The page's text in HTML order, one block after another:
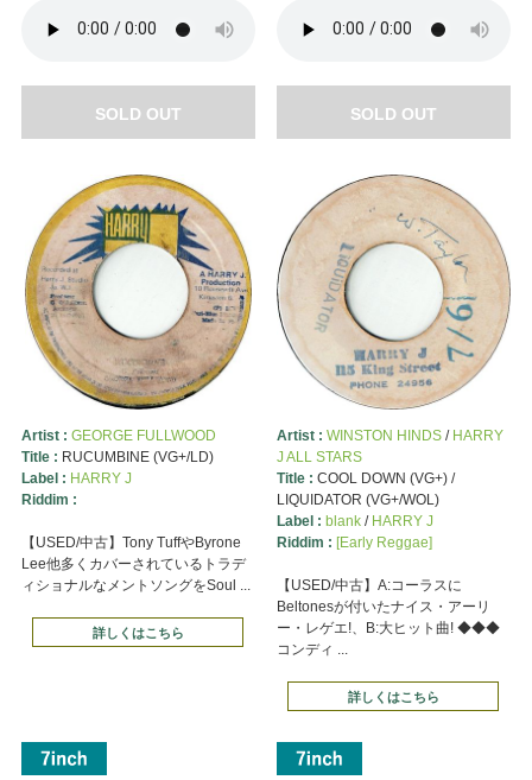
SOLD OUT SOLD OUT
Artist : GEORGE FULLWOOD
Title : RUCUMBINE (VG+/LD)
Label : HARRY J
Riddim :
【USED/中古】Tony TuffやByrone
Lee他多くカバーされているトラデ
ィショナルなメントソングをSoul ...
詳しくはこちら
Artist : WINSTON HINDS/ HARRY
J ALL STARS
Title : COOL DOWN (VG+) /
LIQUIDATOR (VG+/WOL)
Label : blank/ HARRY J
Riddim : [Early Reggae]
【USED/中古】A:コーラスに
Beltonesが付いたナイス・アーリ
ー・レゲエ!、B:大ヒット曲! ◆◆◆
コンディ ...
詳しくはこちら